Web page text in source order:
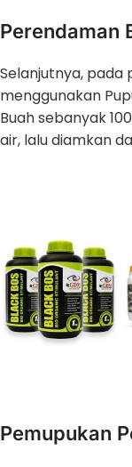
Perendaman
Selanjutnya, pada
menggunakan
Buah sebanyak
air, lalu diamkan
Pemupukan